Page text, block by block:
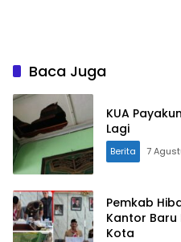
Baca Juga
KUA
Lagi
Berita 7
Pemkab
Kantor Baru
Kota